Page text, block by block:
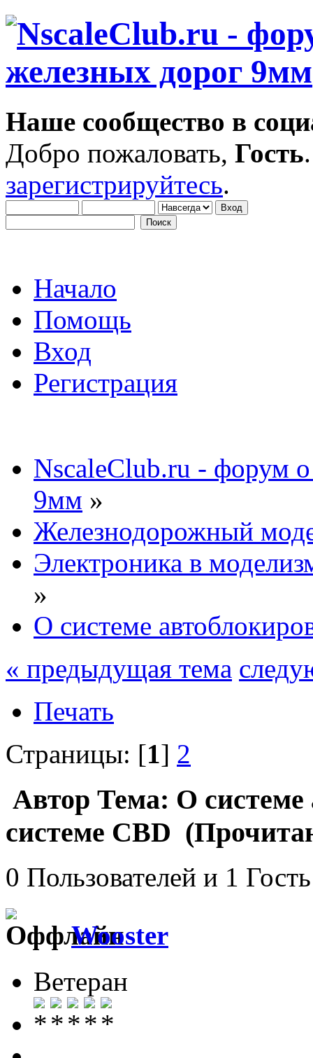
Наше сообщество в
Добро пожаловать, Гость
зарегистрируйтесь.
Начало
Помощь
Вход
Регистрация
NscaleClub.ru - форум
9мм »
Железнодорожный
Электроника в
»
О системе
« предыдущая тема
Печать
Страницы: [1] 2
Автор Тема: О системе
системе CBD
0 Пользователей и 1
Wooster
Ветеран